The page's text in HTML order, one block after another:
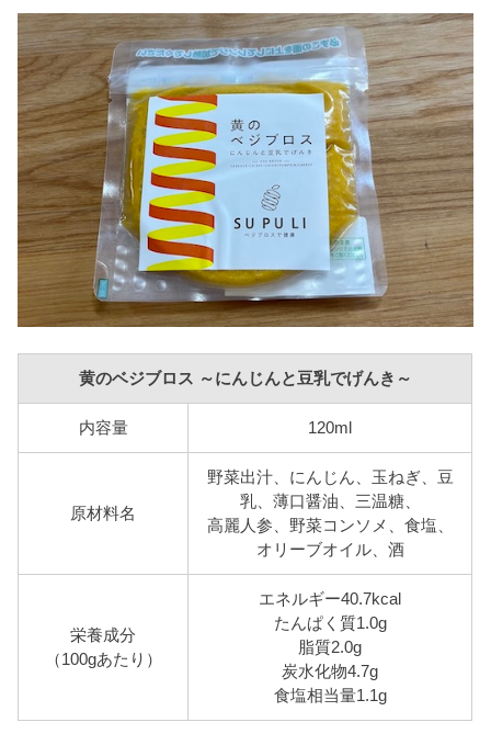
黄のベジブロス ～にんじんと豆乳でげんき～
内容量 120ml
原材料名
野菜出汁、にんじん、玉ねぎ、豆
乳、薄口醤油、三温糖、
高麗人参、野菜コンソメ、食塩、
オリーブオイル、酒
栄養成分
（100gあたり）
エネルギー40.7kcal
たんぱく質1.0g
脂質2.0g
炭水化物4.7g
食塩相当量1.1g